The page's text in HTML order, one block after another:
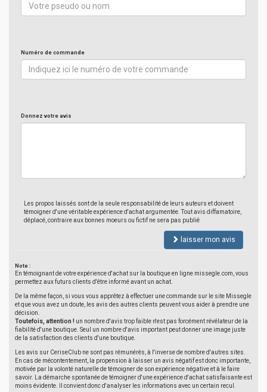
Numéro de commande
Donnez votre avis
Les propos laissés sont de la seule responsabilité de leurs auteurs et doivent
témoigner d'une véritable expérience d'achat argumentée. Tout avis diffamatoire,
déplacé, contraire aux bonnes moeurs ou fictif ne sera pas publié
laisser mon avis
Note :
En témoignant de votre expérience d'achat sur la boutique en ligne missegle.com, vous
permettez aux futurs clients d'être informé avant un achat.
De la même façon, si vous vous apprêtez à effectuer une commande sur le site Missegle
et que vous avez un doute, les avis des autres clients peuvent vous aider à prendre une
décision.
Toutefois, attention ! un nombre d'avis trop faible n'est pas forcément révélateur de la
fiabilité d'une boutique. Seul un nombre d'avis important peut donner une image juste
de la satisfaction des clients d'une boutique.
Les avis sur CeriseClub ne sont pas rémunérés, à l'inverse de nombre d'autres sites.
En cas de mécontentement, la propension à laisser un avis négatif est donc importante,
motivée par la volonté naturelle de témoigner de son expérience négative et à le faire
savoir. La démarche spontanée de témoigner d'une expérience d'achat satisfaisante est
moins évidente. Il convient donc d'analyser les informations avec un certain recul.